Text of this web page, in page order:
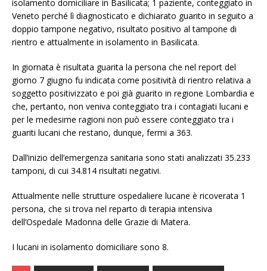
isolamento domiciliare in Basilicata; 1 paziente, conteggiato in
Veneto perché lì diagnosticato e dichiarato guarito in seguito a
doppio tampone negativo, risultato positivo al tampone di
rientro e attualmente in isolamento in Basilicata.
In giornata è risultata guarita la persona che nel report del
giorno 7 giugno fu indicata come positività di rientro relativa a
soggetto positivizzato e poi già guarito in regione Lombardia e
che, pertanto, non veniva conteggiato tra i contagiati lucani e
per le medesime ragioni non può essere conteggiato tra i
guariti lucani che restano, dunque, fermi a 363.
Dall’inizio dell’emergenza sanitaria sono stati analizzati 35.233
tamponi, di cui 34.814 risultati negativi.
Attualmente nelle strutture ospedaliere lucane è ricoverata 1
persona, che si trova nel reparto di terapia intensiva
dell’Ospedale Madonna delle Grazie di Matera.
I lucani in isolamento domiciliare sono 8.